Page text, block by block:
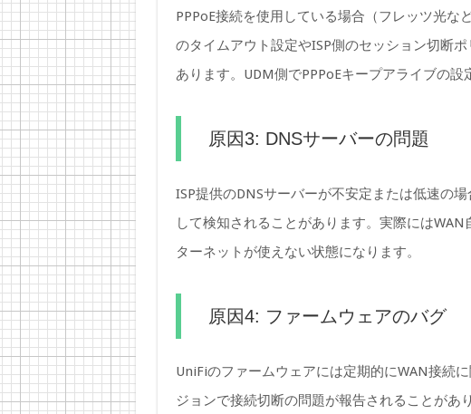
PPPoE接続を使用している場合（フレッツ光な
のタイムアウト設定やISP側のセッション切断
あります。UDM側でPPPoEキープアライブの設
原因3: DNSサーバーの問題
ISP提供のDNSサーバーが不安定または低速の
して検知されることがあります。実際には
ターネットが使えない状態になります。
原因4: ファームウェアのバグ
UniFiのファームウェアには定期的にWAN接続
ジョンで接続切断の問題が報告されることがあ